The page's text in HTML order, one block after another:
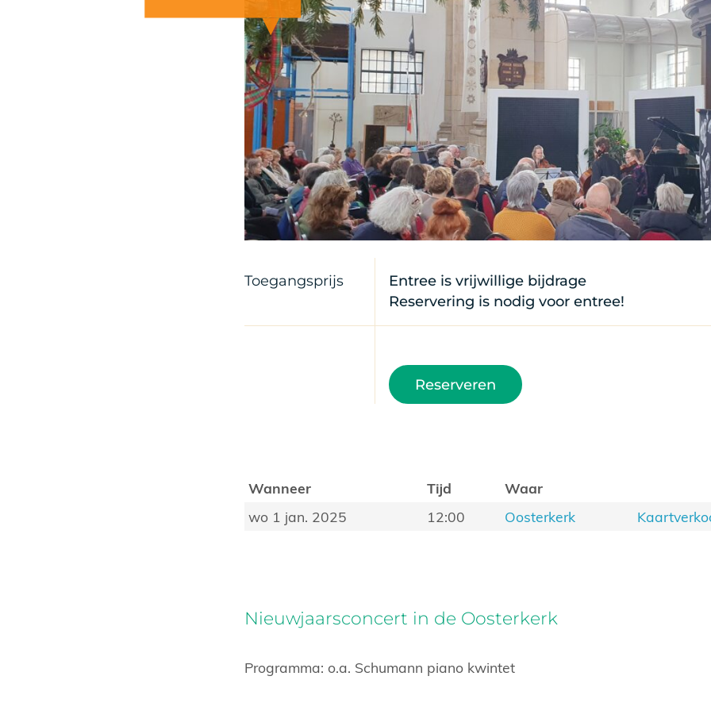
Toegangsprijs
Entree is vrijwillige bijdrage
Reservering is nodig voor entree!
Reserveren
Wanneer Tijd
Waar
wo 1 jan. 2025
12:00 Oosterkerk
Nieuwjaarsconcert in de Oosterkerk
Programma: o.a. Schumann piano kwintet